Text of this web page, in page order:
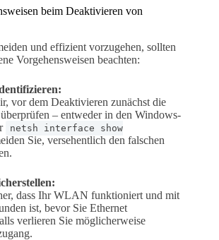
beim Deaktivieren von
und effizient vorzugehen, sollten
Vorgehensweisen beachten:
vor dem Deaktivieren zunächst die
– entweder in den Windows-
netsh interface show
Sie, versehentlich den falschen
dass Ihr WLAN funktioniert und mit
ist, bevor Sie Ethernet
verlieren Sie möglicherweise